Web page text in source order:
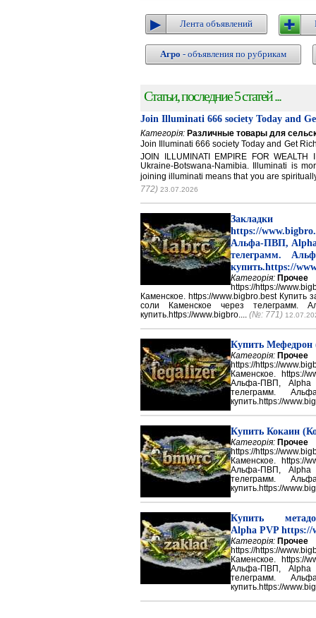
Лента объявлений
Агро - объявления по рубрикам
Статьи, последние 5 статей ...
Join Illuminati 666 society Today and
Категорія: Различные товары для
Join Illuminati 666 society Today and Get
JOIN ILLUMINATI EMPIRE FOR WEALTH
Ukraine-Botswana-Namibia. Illuminati is
joining illuminati means that you are
772) 23.07.2026
Закладки
https://
Альфа-ПВП, Alpha
телеграмм.
купить.https://
Категорія: Прочее
https://https://
Каменское. https://www.bigbro.best Купить
соли Каменское через телеграмм.
купить.https://www.bigbro.... (№: 771)
Купить
Категорія: Прочее
https://https://
Каменское. https://
Альфа-ПВП, Alpha
телеграмм.
купить.https://
Купить Кокаин
Категорія: Прочее
https://https://
Каменское. https://
Альфа-ПВП, Alpha
телеграмм.
купить.https://
Купить
Alpha PVP https://
Категорія: Прочее
https://https://
Каменское. https://
Альфа-ПВП, Alpha
телеграмм.
купить.https://